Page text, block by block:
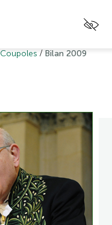
Coupoles / Bilan 2009